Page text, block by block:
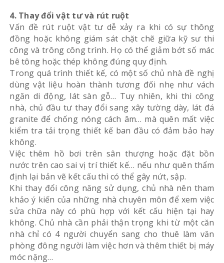
4. Thay đổi vật tư và rút ruột
Vấn đề rút ruột vật tư dễ xảy ra khi có sự thông
đồng hoặc không giám sát chặt chẽ giữa kỹ sư thi
công và trông công trình. Họ có thể giảm bớt số mác
bê tông hoặc thép không đúng quy định.
Trong quá trình thiết kế, có một số chủ nhà đề nghị
dùng vật liệu hoàn thành tương đối nhẹ như vách
ngăn di động, lát sàn gỗ… Tuy nhiên, khi thi công
nhà, chủ đầu tư thay đổi sang xây tường dày, lát đá
granite để chống nóng cách âm… mà quên mất việc
kiểm tra tải trọng thiết kế ban đầu có đảm bảo hay
không.
Việc thêm hồ bơi trên sân thượng hoặc đặt bồn
nước trên cao sai vị trí thiết kế… nếu như quên thẩm
định lại bản vẽ kết cấu thì có thể gây nứt, sập.
Khi thay đổi công năng sử dụng, chủ nhà nên tham
khảo ý kiến của những nhà chuyên môn để xem việc
sửa chữa này có phù hợp với kết cấu hiện tại hay
không. Chủ nhà cần phải thận trọng khi từ một căn
nhà chỉ có 4 người chuyển sang cho thuê làm văn
phòng đông người làm việc hơn và thêm thiết bị máy
móc nặng…